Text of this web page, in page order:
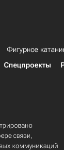
Фигурное
Спецпроекты
связи,
коммуникаций